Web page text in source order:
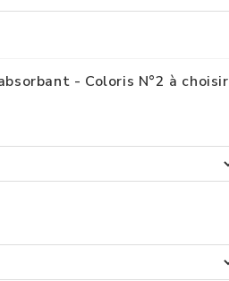
- Coloris N°2 à choisir